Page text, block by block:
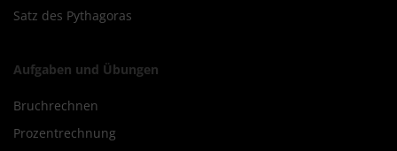
Satz des Pythagoras
Aufgaben und Übungen
Bruchrechnen
Prozentrechnung